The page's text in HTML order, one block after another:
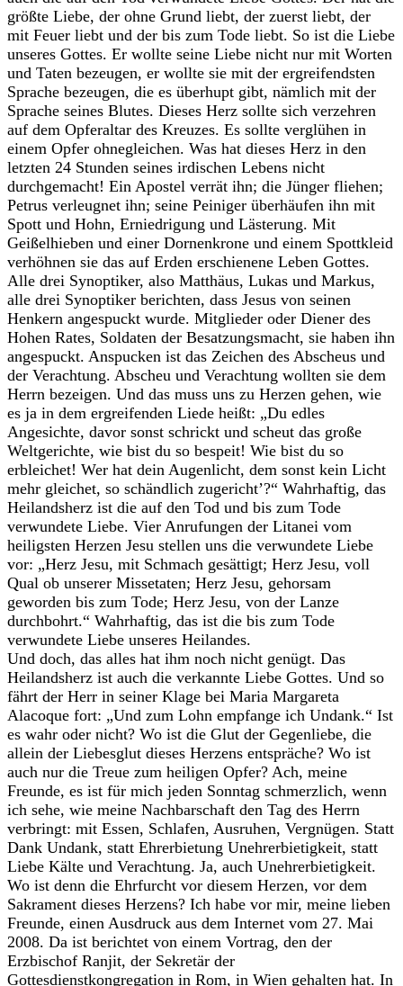
größte Liebe, der ohne Grund liebt, der zuerst liebt, der
mit Feuer liebt und der bis zum Tode liebt. So ist die Liebe
unseres Gottes. Er wollte seine Liebe nicht nur mit Worten
und Taten bezeugen, er wollte sie mit der ergreifendsten
Sprache bezeugen, die es überhupt gibt, nämlich mit der
Sprache seines Blutes. Dieses Herz sollte sich verzehren
auf dem Opferaltar des Kreuzes. Es sollte verglühen in
einem Opfer ohnegleichen. Was hat dieses Herz in den
letzten 24 Stunden seines irdischen Lebens nicht
durchgemacht! Ein Apostel verrät ihn; die Jünger fliehen;
Petrus verleugnet ihn; seine Peiniger überhäufen ihn mit
Spott und Hohn, Erniedrigung und Lästerung. Mit
Geißelhieben und einer Dornenkrone und einem Spottkleid
verhöhnen sie das auf Erden erschienene Leben Gottes.
Alle drei Synoptiker, also Matthäus, Lukas und Markus,
alle drei Synoptiker berichten, dass Jesus von seinen
Henkern angespuckt wurde. Mitglieder oder Diener des
Hohen Rates, Soldaten der Besatzungsmacht, sie haben ihn
angespuckt. Anspucken ist das Zeichen des Abscheus und
der Verachtung. Abscheu und Verachtung wollten sie dem
Herrn bezeigen. Und das muss uns zu Herzen gehen, wie
es ja in dem ergreifenden Liede heißt: „Du edles
Angesichte, davor sonst schrickt und scheut das große
Weltgerichte, wie bist du so bespeit! Wie bist du so
erbleichet! Wer hat dein Augenlicht, dem sonst kein Licht
mehr gleichet, so schändlich zugericht’?“ Wahrhaftig, das
Heilandsherz ist die auf den Tod und bis zum Tode
verwundete Liebe. Vier Anrufungen der Litanei vom
heiligsten Herzen Jesu stellen uns die verwundete Liebe
vor: „Herz Jesu, mit Schmach gesättigt; Herz Jesu, voll
Qual ob unserer Missetaten; Herz Jesu, gehorsam
geworden bis zum Tode; Herz Jesu, von der Lanze
durchbohrt.“ Wahrhaftig, das ist die bis zum Tode
verwundete Liebe unseres Heilandes.
Und doch, das alles hat ihm noch nicht genügt. Das
Heilandsherz ist auch die verkannte Liebe Gottes. Und so
fährt der Herr in seiner Klage bei Maria Margareta
Alacoque fort: „Und zum Lohn empfange ich Undank.“ Ist
es wahr oder nicht? Wo ist die Glut der Gegenliebe, die
allein der Liebesglut dieses Herzens entspräche? Wo ist
auch nur die Treue zum heiligen Opfer? Ach, meine
Freunde, es ist für mich jeden Sonntag schmerzlich, wenn
ich sehe, wie meine Nachbarschaft den Tag des Herrn
verbringt: mit Essen, Schlafen, Ausruhen, Vergnügen. Statt
Dank Undank, statt Ehrerbietung Unehrerbietigkeit, statt
Liebe Kälte und Verachtung. Ja, auch Unehrerbietigkeit.
Wo ist denn die Ehrfurcht vor diesem Herzen, vor dem
Sakrament dieses Herzens? Ich habe vor mir, meine lieben
Freunde, einen Ausdruck aus dem Internet vom 27. Mai
2008. Da ist berichtet von einem Vortrag, den der
Erzbischof Ranjit, der Sekretär der
Gottesdienstkongregation in Rom, in Wien gehalten hat. In